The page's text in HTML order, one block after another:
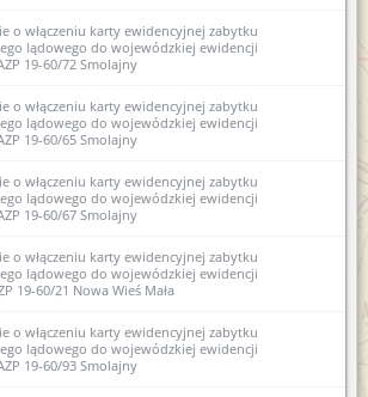
o włączeniu karty ewidencyjnej zabytku
lądowego do wojewódzkiej ewidencji
19-60/72 Smolajny
o włączeniu karty ewidencyjnej zabytku
lądowego do wojewódzkiej ewidencji
19-60/65 Smolajny
o włączeniu karty ewidencyjnej zabytku
lądowego do wojewódzkiej ewidencji
19-60/67 Smolajny
o włączeniu karty ewidencyjnej zabytku
lądowego do wojewódzkiej ewidencji
19-60/21 Nowa Wieś Mała
o włączeniu karty ewidencyjnej zabytku
lądowego do wojewódzkiej ewidencji
19-60/93 Smolajny